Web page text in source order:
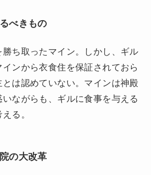
べきもの
勝ち取ったマイン。しかし、ギル
インから衣食住を保証されておら
は認めていない。マインは神殿
ながらも、ギルに食事を与える
る。
の大改革